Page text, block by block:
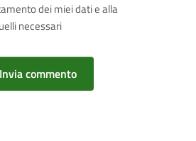
dei miei dati e alla
necessari